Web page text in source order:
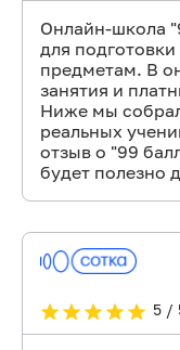
Онлайн-школа
для
предметам. В
занятия и
Ниже мы
реальных
отзыв о "99
будет полезно
5 /